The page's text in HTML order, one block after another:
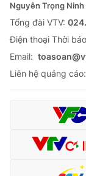
® Cấm sao chép
thuận bằng văn
thông tin từ
Nguyễn Trọng Ninh
Tổng đài VTV:
Ðiện thoại Thời
Email:
Liên hệ quảng cáo: